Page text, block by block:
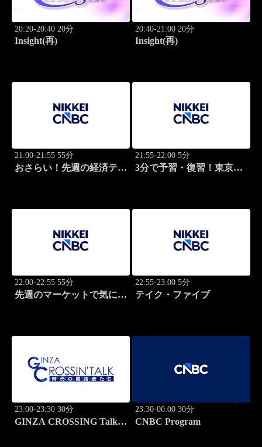
20:20-20:40 20分
Insight(再)
20:40-21:00 20分
Insight(再)
21:00-21:55 55分
おさらい！先週の経済テー
21:55-22:00 5分
3分で予習・復習！東京市
22:00-22:55 55分
先週のマーケットで気にな
22:55-23:00 5分
テイク・ファイブ
23:00-23:30 30分
GINZA CROSSING Talk
23:30-00:00 30分
CNBC Program